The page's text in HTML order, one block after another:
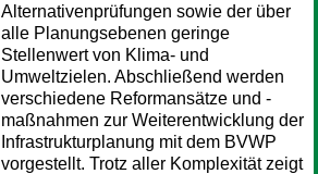
Alternativenprüfungen sowie der über
alle Planungsebenen geringe
Stellenwert von Klima- und
Umweltzielen. Abschließend werden
verschiedene Reformansätze und -
maßnahmen zur Weiterentwicklung der
Infrastrukturplanung mit dem BVWP
vorgestellt. Trotz aller Komplexität zeigt